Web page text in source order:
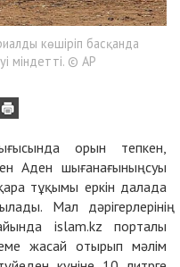
көшіріп басқанда
міндетті. © AP
орын тепкен,
Аден шығанағының суы
тұқымы еркін далада
Мал дәрігерлерінің
islam.kz порталы
жасай отырып мәлім